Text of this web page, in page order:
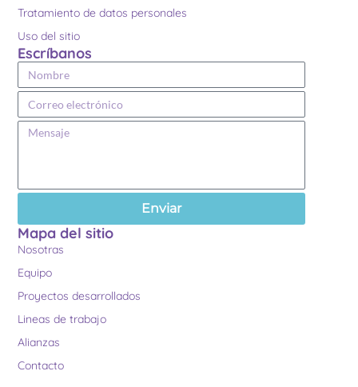
Tratamiento de datos personales
Uso del sitio
Escríbanos
Enviar
Mapa del sitio
Nosotras
Equipo
Proyectos desarrollados
Lineas de trabajo
Alianzas
Contacto